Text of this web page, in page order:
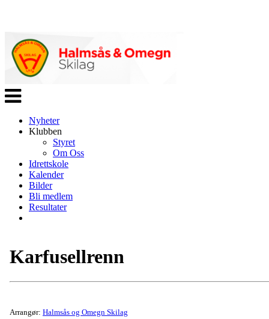
Veksle
navigasjon
Nyheter
Klubben
Styret
Om Oss
Idrettskole
Kalender
Bilder
Bli medlem
Resultater
Karfusellrenn
Arrangør: Halmsås og Omegn Skilag